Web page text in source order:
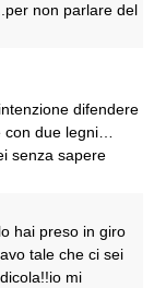
non parlare del
difendere
con due legni…
senza sapere
hai preso in giro
tale che ci sei
mi